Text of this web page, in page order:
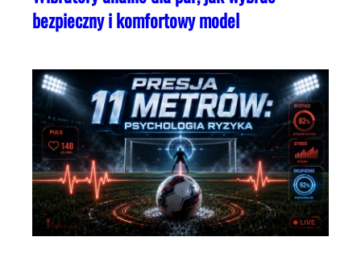
bezpieczny i komfortowy model